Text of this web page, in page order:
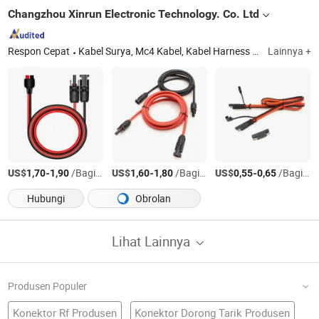
Changzhou Xinrun Electronic Technology. Co. Ltd
Respon Cepat Kabel Surya, Mc4 Kabel, Kabel Harness Tralier, Kabel USB Mobil, Pengisi Daya Mobil, Soket Mobil, Kabel Perpanjangan Daya, Mc4 Konektor, Kabel Lampu String, Kabel Baterai Lainnya +
US$1,70-1,90/Bagian US$1,60-1,80/Bagian US$0,55-0,65/Bagian
Hubungi
Obrolan
Lihat Lainnya
Produsen Populer
Konektor Rf Produsen Konektor Dorong Tarik Produsen